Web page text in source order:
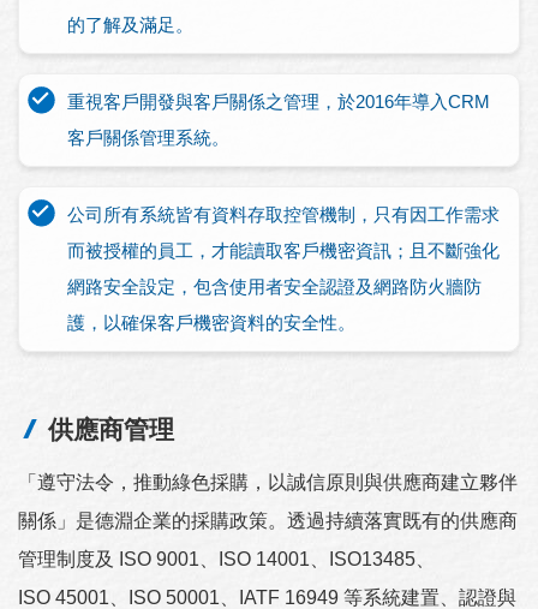
的了解及滿足。
重視客戶開發與客戶關係之管理，於2016年導入CRM
客戶關係管理系統。
公司所有系統皆有資料存取控管機制，只有因工作需求
而被授權的員工，才能讀取客戶機密資訊；且不斷強化
網路安全設定，包含使用者安全認證及網路防火牆防
護，以確保客戶機密資料的安全性。
供應商管理
「遵守法令，推動綠色採購，以誠信原則與供應商建立夥伴
關係」是德淵企業的採購政策。透過持續落實既有的供應商
管理制度及 ISO 9001、ISO 14001、ISO13485、
ISO 45001、ISO 50001、IATF 16949 等系統建置、認證與